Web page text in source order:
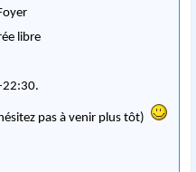
libre
22:30.
pas à venir plus tôt)